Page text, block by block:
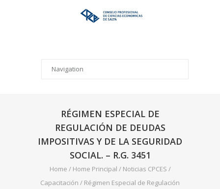
RÉGIMEN ESPECIAL DE
REGULACIÓN DE DEUDAS
IMPOSITIVAS Y DE LA SEGURIDAD
SOCIAL. – R.G. 3451
Home / Home Principal / Noticias CPCES /
Capacitación / Régimen Especial de Regulación